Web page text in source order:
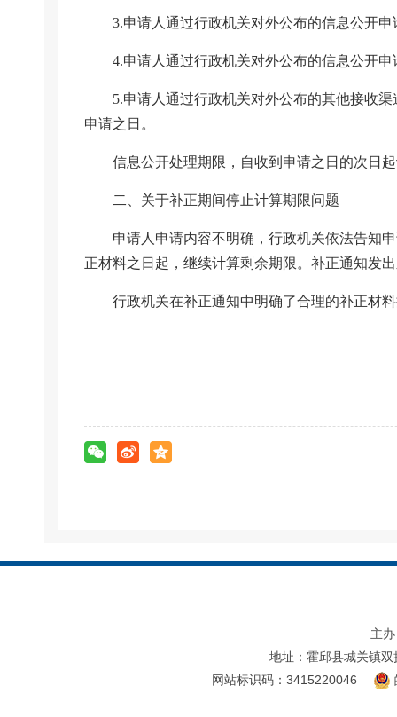
3.申请人通过行政机关对外公布的信息公开
4.申请人通过行政机关对外公布的信息公开
5.申请人通过行政机关对外公布的其他接收
申请之日。
信息公开处理期限，自收到申请之日的次日
二、关于补正期间停止计算期限问题
申请人申请内容不明确，行政机关依法告知
正材料之日起，继续计算剩余期限。补正通知发
行政机关在补正通知中明确了合理的补正材
主
地址：霍邱县城关镇双
网站标识码：3415220046